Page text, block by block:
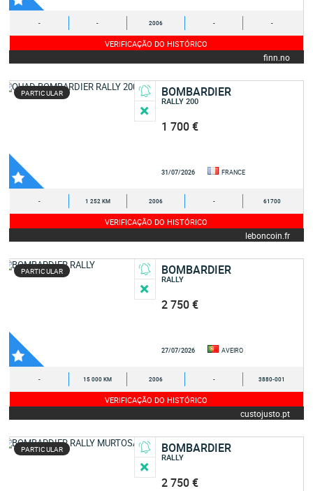
- - 2006 - -
VERIFICAÇÃO DO HISTÓRICO
finn.no
PARTICULAR BOMBARDIER
RALLY 200
1 700 €
31/07/2026 FRANCE
- 1 252 KM 2006 - 61700
VERIFICAÇÃO DO HISTÓRICO
leboncoin.fr
PARTICULAR BOMBARDIER
RALLY
2 750 €
27/07/2026 AVEIRO
- 15 000 KM 2006 - 3880-001
VERIFICAÇÃO DO HISTÓRICO
custojusto.pt
PARTICULAR BOMBARDIER
RALLY
2 750 €